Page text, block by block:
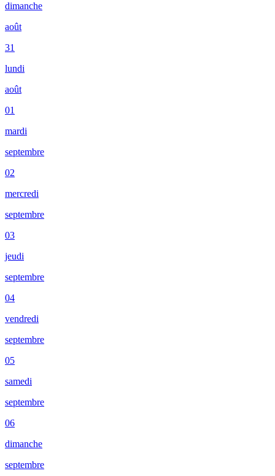
dimanche
août
31
lundi
août
01
mardi
septembre
02
mercredi
septembre
03
jeudi
septembre
04
vendredi
septembre
05
samedi
septembre
06
dimanche
septembre